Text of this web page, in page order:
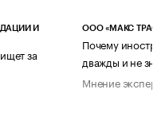
И
за
ООО «МАКС ТРАСТ»
Почему
дважды и не
Мнение